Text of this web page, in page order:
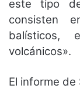
este tipo
consisten
balísticos,
volcánicos».
El informe de